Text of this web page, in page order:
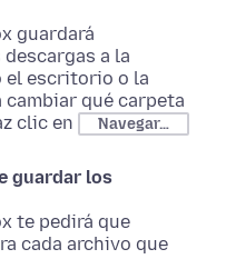
guardará
a la
el escritorio o la
cambiar qué carpeta
clic en
Navegar…
guardar los
te pedirá que
cada archivo que